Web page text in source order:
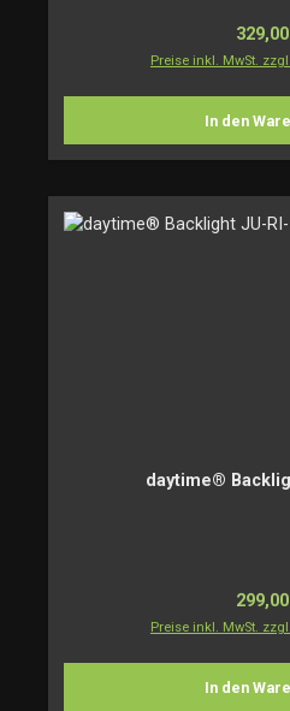
Preise inkl. MwSt.
In den
daytime®
Preise inkl. MwSt.
In den